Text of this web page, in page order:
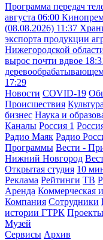
Программа передач
августа 06:00
(08.08.2026) 11:37
экспорта продукции
Нижегородской
вырос почти вдвое
17:29
Новости COVID-19
Происшествия Культура
бизнес Наука и
Каналы Россия 1
Радио Маяк Радио
Программы Вести -
Нижний Новгород
Открытая студия 10
Реклама Рейтинги ТВ
Аренда Коммерческая
Компания Сотрудники
истории ГТРК Проекты
Музей
Сервисы Архив